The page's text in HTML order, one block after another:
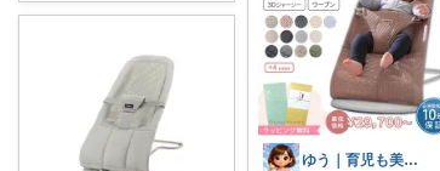
ゆう｜育児も美容も叶う厳選アイテム